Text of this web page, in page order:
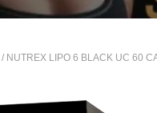
/ NUTREX LIPO 6 BLACK UC 60